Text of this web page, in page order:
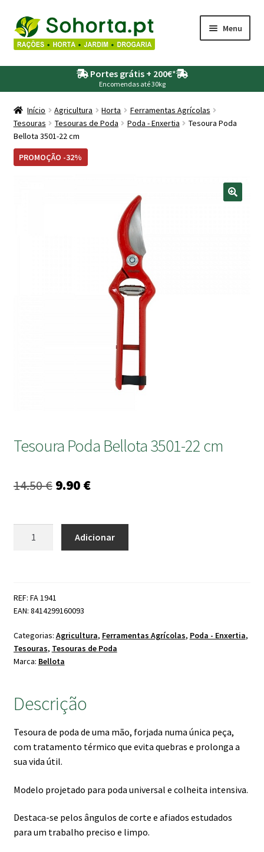
Ir
para
a
navegação
Saltar
para
o
conteúdo
Menu
Agricultura
Drogaria
Depósitos – Fossas
Portes grátis + 200€*
Encomendas até 30kg
Início Agricultura Horta
Ferramentas Agrícolas
Tesouras
Tesouras de Poda Poda - Enxertia
Tesoura Poda
Bellota 3501-22 cm
PROMOÇÃO -32%
Tesoura Poda Bellota 3501-22 cm
14.50€ O
original
era:
9.90 €O
atual
é:
3501-
cm
Adicionar
REF: FA 1941
EAN: 8414299160093
Categorias: Agricultura, Ferramentas Agrícolas, Poda - Enxertia,
Tesouras, Tesouras de Poda
Marca: Bellota
Descrição
Tesoura de poda de uma mão, forjada numa única peça,
com tratamento térmico que evita quebras e prolonga a
sua vida útil.
Modelo projetado para poda universal e colheita intensiva.
Destaca-se pelos ângulos de corte e afiados estudados
para um trabalho preciso e limpo.